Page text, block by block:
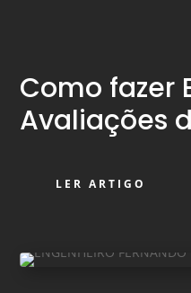
Como fazer
Avaliações
LER ARTIGO